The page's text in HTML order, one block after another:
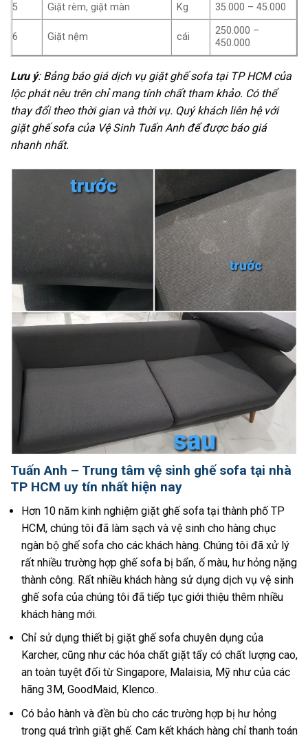
5
Giặt rèm, giặt màn Kg 35.000 – 45.000
6 Giặt nệm cái
250.000 –
450.000
Lưu ý: Bảng báo giá dịch vụ giặt ghế sofa tại TP HCM của
lộc phát nêu trên chỉ mang tính chất tham khảo. Có thể
thay đổi theo thời gian và thời vụ. Quý khách liên hệ với
giặt ghế sofa của Vệ Sinh Tuấn Anh để được báo giá
nhanh nhất.
Tuấn Anh – Trung tâm vệ sinh ghế sofa tại nhà
TP HCM uy tín nhất hiện nay
Hơn 10 năm kinh nghiệm giặt ghế sofa tại thành phố TP
HCM, chúng tôi đã làm sạch và vệ sinh cho hàng chục
ngàn bộ ghế sofa cho các khách hàng. Chúng tôi đã xử lý
rất nhiều trường hợp ghế sofa bị bẩn, ố màu, hư hỏng nặng
thành công. Rất nhiều khách hàng sử dụng dịch vụ vệ sinh
ghế sofa của chúng tôi đã tiếp tục giới thiệu thêm nhiều
khách hàng mới.
Chỉ sử dụng thiết bị giặt ghế sofa chuyên dụng của
Karcher, cũng như các hóa chất giặt tẩy có chất lượng cao,
an toàn tuyệt đối từ Singapore, Malaisia, Mỹ như của các
hãng 3M, GoodMaid, Klenco..
Có bảo hành và đền bù cho các trường hợp bị hư hỏng
trong quá trình giặt ghế. Cam kết khách hàng chỉ thanh toán